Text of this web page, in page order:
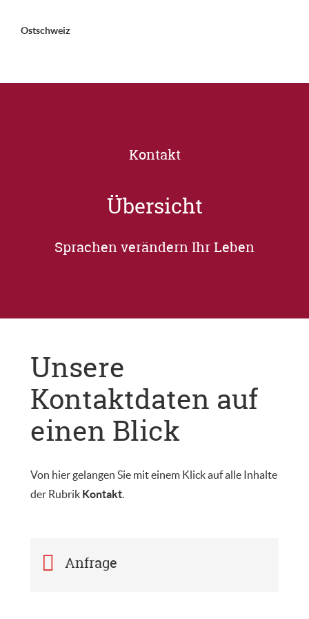
Ostschweiz
Kontakt
Übersicht
Sprachen verändern Ihr Leben
Unsere
Kontaktdaten auf
einen Blick
Von hier gelangen Sie mit einem Klick auf alle Inhalte
der Rubrik Kontakt.
Anfrage